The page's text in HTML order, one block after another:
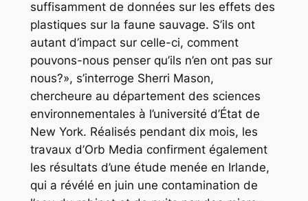
suffisamment de données sur les effets des
plastiques sur la faune sauvage. S’ils ont
autant d’impact sur celle-ci, comment
pouvons-nous penser qu’ils n’en ont pas sur
nous?», s’interroge Sherri Mason,
chercheure au département des sciences
environnementales à l’université d’État de
New York. Réalisés pendant dix mois, les
travaux d’Orb Media confirment également
les résultats d’une étude menée en Irlande,
qui a révélé en juin une contamination de